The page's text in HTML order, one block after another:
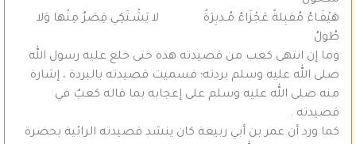
هَيْفَـاءُ مُقبِلةً عَجْزَاءُ مُـدبِرَةً لا يَشْـتَكِي قِصَرٌ مِنْها وَلا
طُولُ
وما إن انتهى كعب من قصيدته هذه حتى خلع عليه رسول الله
صلى الله عليه وسلم بردته؛ فسميت قصيدته بالبردة ، إشارة
منه صلى الله عليه وسلم على إعجابه بما قاله كعبٌ في
قصيدته .
كما ورد أن عمر بن أبي ربيعة كان ينشد قصيدته الرائية بحضرة